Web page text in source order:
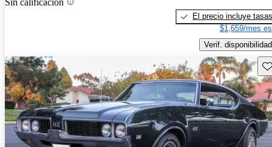
El precio incluye tasas
$1,659/mes
Verif. disponibilidad